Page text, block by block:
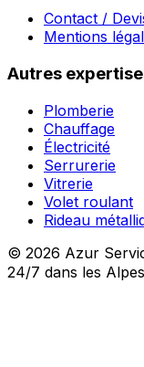
Contact /
Mentions
Autres
Plomberie
Chauffage
Électricité
Serrurerie
Vitrerie
Volet roulant
Rideau
© 2026 Azur
24/7 dans les